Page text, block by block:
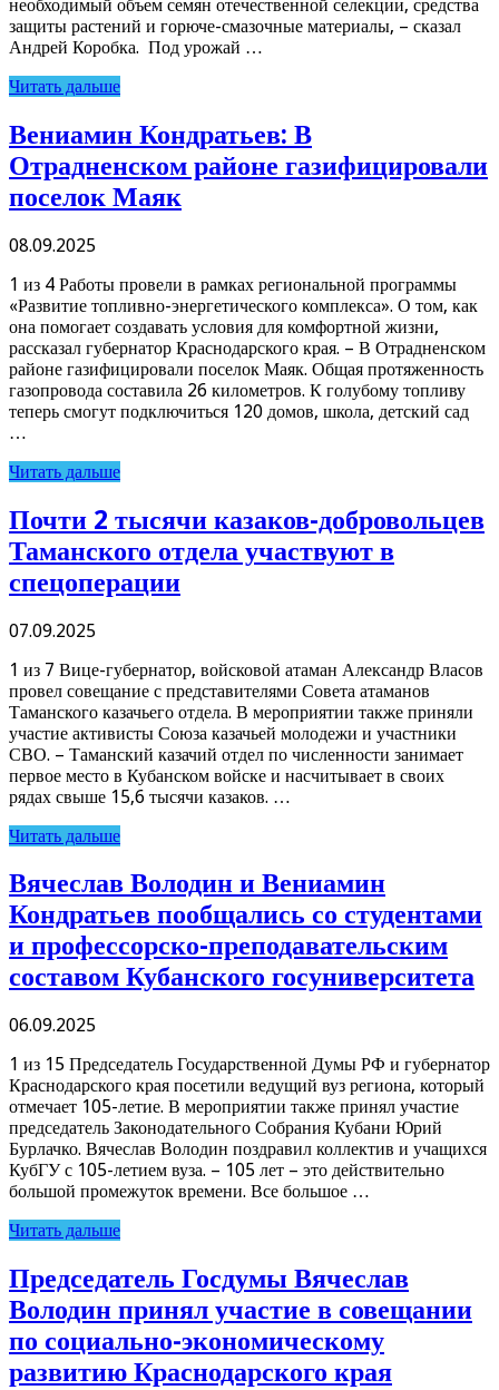
необходимый объем семян отечественной селекции, средства
защиты растений и горюче-смазочные материалы, – сказал
Андрей Коробка. Под урожай …
Читать дальше
Вениамин Кондратьев: В
Отрадненском районе газифицировали
поселок Маяк
08.09.2025
1 из 4 Работы провели в рамках региональной программы
«Развитие топливно-энергетического комплекса». О том, как
она помогает создавать условия для комфортной жизни,
рассказал губернатор Краснодарского края. – В Отрадненском
районе газифицировали поселок Маяк. Общая протяженность
газопровода составила 26 километров. К голубому топливу
теперь смогут подключиться 120 домов, школа, детский сад
…
Читать дальше
Почти 2 тысячи казаков-добровольцев
Таманского отдела участвуют в
спецоперации
07.09.2025
1 из 7 Вице-губернатор, войсковой атаман Александр Власов
провел совещание с представителями Совета атаманов
Таманского казачьего отдела. В мероприятии также приняли
участие активисты Союза казачьей молодежи и участники
СВО. – Таманский казачий отдел по численности занимает
первое место в Кубанском войске и насчитывает в своих
рядах свыше 15,6 тысячи казаков. …
Читать дальше
Вячеслав Володин и Вениамин
Кондратьев пообщались со студентами
и профессорско-преподавательским
составом Кубанского госуниверситета
06.09.2025
1 из 15 Председатель Государственной Думы РФ и губернатор
Краснодарского края посетили ведущий вуз региона, который
отмечает 105-летие. В мероприятии также принял участие
председатель Законодательного Собрания Кубани Юрий
Бурлачко. Вячеслав Володин поздравил коллектив и учащихся
КубГУ с 105-летием вуза. – 105 лет – это действительно
большой промежуток времени. Все большое …
Читать дальше
Председатель Госдумы Вячеслав
Володин принял участие в совещании
по социально-экономическому
развитию Краснодарского края